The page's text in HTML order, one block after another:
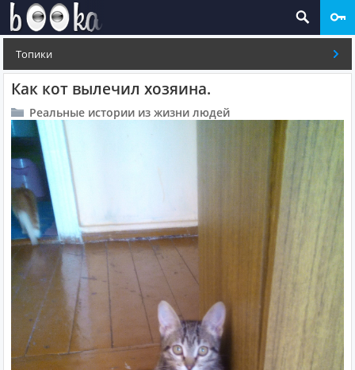
Топики
Как кот вылечил хозяина.
Реальные истории из жизни людей